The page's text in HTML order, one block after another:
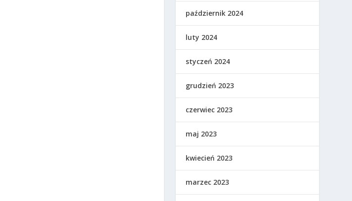
październik 2024
luty 2024
styczeń 2024
grudzień 2023
czerwiec 2023
maj 2023
kwiecień 2023
marzec 2023